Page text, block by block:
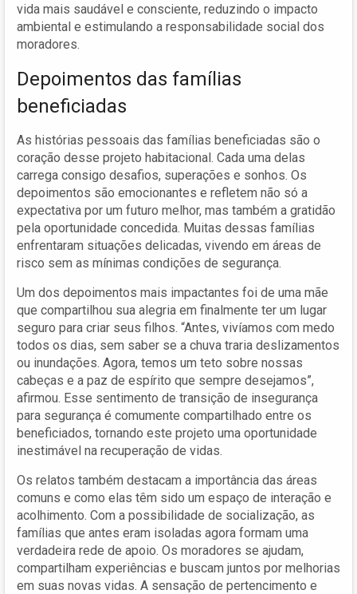
vida mais saudável e consciente, reduzindo o impacto
ambiental e estimulando a responsabilidade social dos
moradores.
Depoimentos das famílias
beneficiadas
As histórias pessoais das famílias beneficiadas são o
coração desse projeto habitacional. Cada uma delas
carrega consigo desafios, superações e sonhos. Os
depoimentos são emocionantes e refletem não só a
expectativa por um futuro melhor, mas também a gratidão
pela oportunidade concedida. Muitas dessas famílias
enfrentaram situações delicadas, vivendo em áreas de
risco sem as mínimas condições de segurança.
Um dos depoimentos mais impactantes foi de uma mãe
que compartilhou sua alegria em finalmente ter um lugar
seguro para criar seus filhos. “Antes, vivíamos com medo
todos os dias, sem saber se a chuva traria deslizamentos
ou inundações. Agora, temos um teto sobre nossas
cabeças e a paz de espírito que sempre desejamos”,
afirmou. Esse sentimento de transição de insegurança
para segurança é comumente compartilhado entre os
beneficiados, tornando este projeto uma oportunidade
inestimável na recuperação de vidas.
Os relatos também destacam a importância das áreas
comuns e como elas têm sido um espaço de interação e
acolhimento. Com a possibilidade de socialização, as
famílias que antes eram isoladas agora formam uma
verdadeira rede de apoio. Os moradores se ajudam,
compartilham experiências e buscam juntos por melhorias
em suas novas vidas. A sensação de pertencimento e